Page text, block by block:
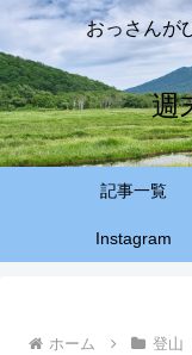
おっさんが
週
記事一覧
Instagram
ホーム 登山